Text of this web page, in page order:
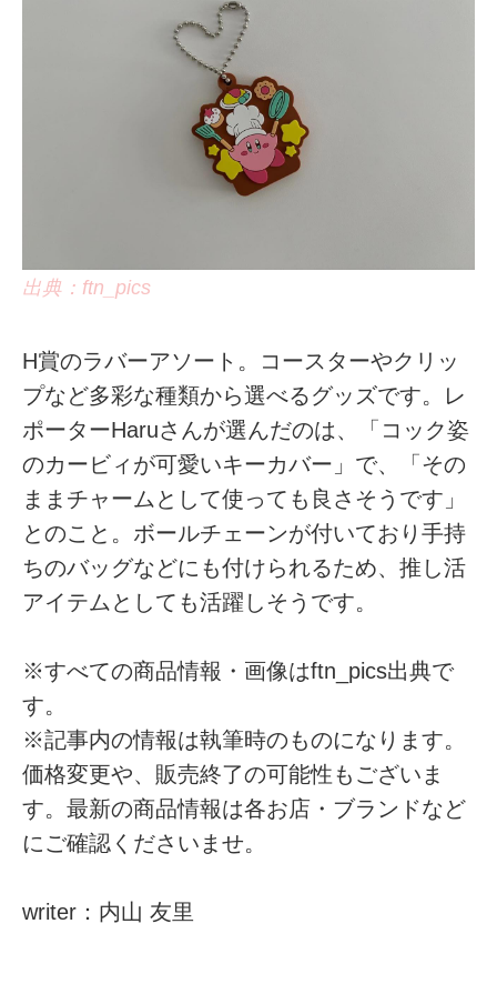
出典：ftn_pics
H賞のラバーアソート。コースターやクリッ
プなど多彩な種類から選べるグッズです。レ
ポーターHaruさんが選んだのは、「コック姿
のカービィが可愛いキーカバー」で、「その
ままチャームとして使っても良さそうです」
とのこと。ボールチェーンが付いており手持
ちのバッグなどにも付けられるため、推し活
アイテムとしても活躍しそうです。
※すべての商品情報・画像はftn_pics出典で
す。
※記事内の情報は執筆時のものになります。
価格変更や、販売終了の可能性もございま
す。最新の商品情報は各お店・ブランドなど
にご確認くださいませ。
writer：内山 友里